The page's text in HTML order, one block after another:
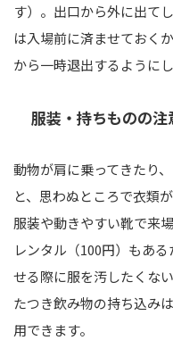
す）。出口から外に出て
は入場前に済ませておく
から一時退出するようにし
服装・持ちものの注
動物が肩に乗ってきたり
と、思わぬところで衣類
服装や動きやすい靴で来
レンタル（100円）もあ
せる際に服を汚したくな
たつき飲み物の持ち込み
用できます。